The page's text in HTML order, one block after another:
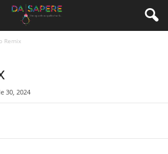
Remix
30, 2024